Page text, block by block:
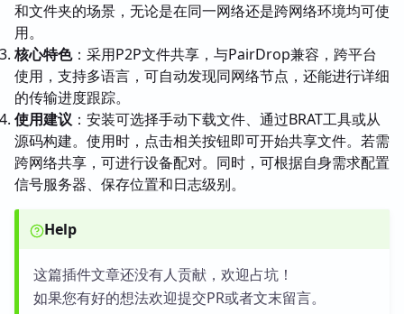
和文件夹的场景，无论是在同一网络还是跨网络环境均可使
用。
核心特色：采用P2P文件共享，与PairDrop兼容，跨平台
使用，支持多语言，可自动发现同网络节点，还能进行详细
的传输进度跟踪。
使用建议 ：安装可选择手动下载文件、通过BRAT工具或从
源码构建。使用时，点击相关按钮即可开始共享文件。若需
跨网络共享，可进行设备配对。同时，可根据自身需求配置
信号服务器、保存位置和日志级别。
Help
这篇插件文章还没有人贡献，欢迎占坑！
如果您有好的想法欢迎提交PR或者文末留言。